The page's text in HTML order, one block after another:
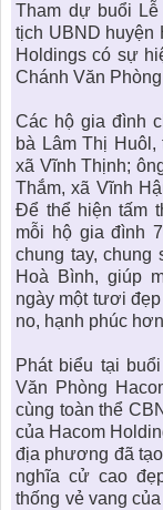
Tham dự buổi
tịch UBND huyện
Holdings có sự
Chánh Văn
Các hộ gia đình
bà Lâm Thị
xã Vĩnh Thịnh;
Thắm, xã Vĩnh
Để thể hiện tấm
mỗi hộ gia đình
chung tay,
Hoà Bình, giúp
ngày một tươi
no, hạnh phúc
Phát biểu tại
Văn Phòng
cùng toàn thể
của Hacom
địa phương đã
nghĩa cử cao
thống vẻ vang